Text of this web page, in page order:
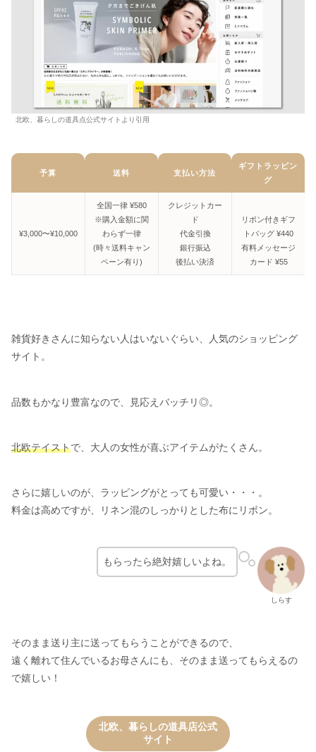
北欧、暮らしの道具点公式サイトより引用
予算 送料 支払い方法
ギフトラッピン
グ
¥3,000〜¥10,000
全国一律 ¥580
※購入金額に関
わらず一律
(時々送料キャン
ペーン有り)
クレジットカー
ド
代金引換
銀行振込
後払い決済
リボン付きギフ
トバッグ ¥440
有料メッセージ
カード ¥55
雑貨好きさんに知らない人はいないぐらい、人気のショッピング
サイト。
品数もかなり豊富なので、見応えバッチリ◎。
北欧テイストで、大人の女性が喜ぶアイテムがたくさん。
さらに嬉しいのが、ラッピングがとっても可愛い・・・。
料金は高めですが、リネン混のしっかりとした布にリボン。
しらす
もらったら絶対嬉しいよね。
そのまま送り主に送ってもらうことができるので、
遠く離れて住んでいるお母さんにも、そのまま送ってもらえるの
で嬉しい！
北欧、暮らしの道具店公式
サイト